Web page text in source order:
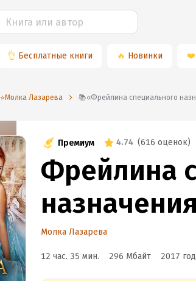
👌 Бесплатные книги 🔥 Новинки ❤️
⭐️Молка Лазарева 📚«Фрейлина специального
Премиум 4.74 (616 оценок)
Фрейлина
назначения
Молка Лазарева
12 час. 35 мин. 296 Мбайт 2017 год